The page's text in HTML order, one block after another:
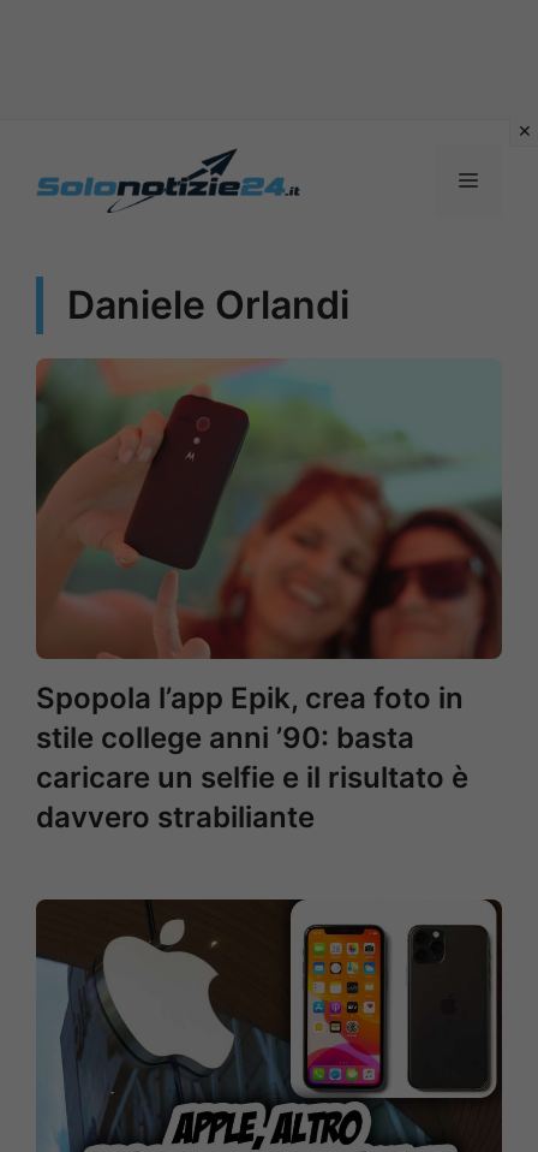
MENU
Daniele Orlandi
Spopola l’app Epik, crea foto in
stile college anni ’90: basta
caricare un selfie e il risultato è
davvero strabiliante